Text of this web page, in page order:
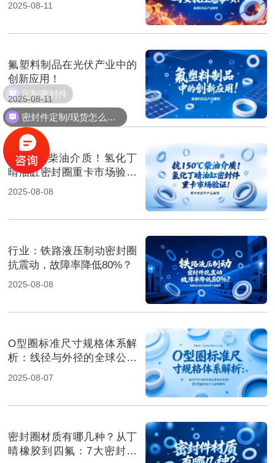
2025-08-11
氟塑料制品在光伏产业中的
创新应用！
2025-08-11
抗150℃柴油介质！氢化丁
晴油缸密封圈重卡市场验证‌
！
2025-08-08
行业‌：铁路液压制动密封圈
抗震动，故障率降低80%？
2025-08-08
O型圈标准尺寸规格体系解
析：线径与外径的全球公差
体系解析！
2025-08-07
密封圈材质有哪几种？从丁
晴橡胶到四氟：7大密封材
定制密封件